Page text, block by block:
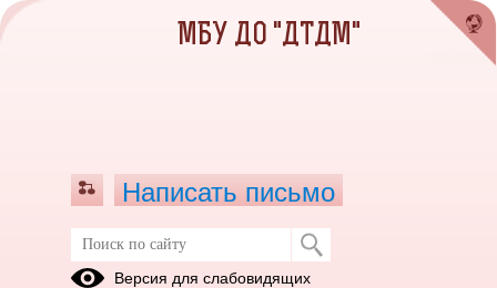
МБУ ДО "ДТДМ"
Написать письмо
Версия для слабовидящих